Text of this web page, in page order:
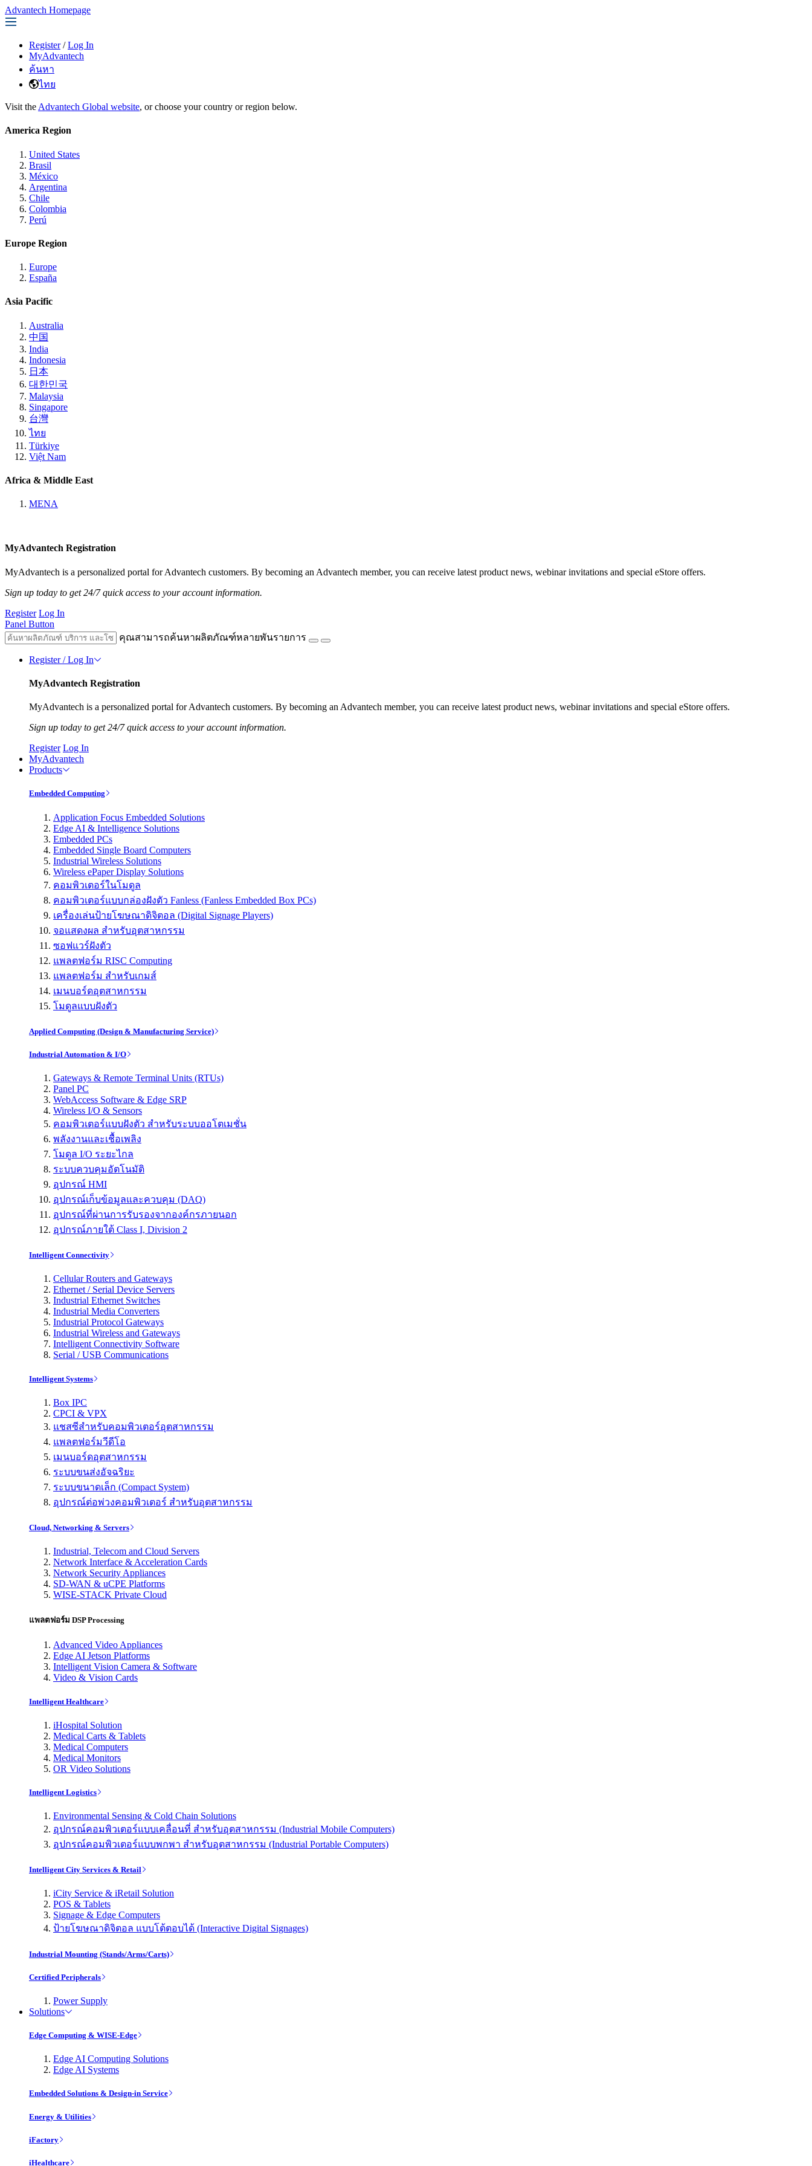
Advantech Homepage
Register / Log In
MyAdvantech
ค้นหา
ไทย
Visit the Advantech Global website, or choose your country or region below.
America Region
United States
Brasil
México
Argentina
Chile
Colombia
Perú
Europe Region
Europe
España
Asia Pacific
Australia
中国
India
Indonesia
日本
대한민국
Malaysia
Singapore
台灣
ไทย
Türkiye
Việt Nam
Africa & Middle East
MENA
MyAdvantech Registration
MyAdvantech is a personalized portal for Advantech customers. By becoming an Advantech member, you can receive latest product news, webinar invitations and special eStore offers.
Sign up today to get 24/7 quick access to your account information.
Register Log In
Panel Button
คุณสามารถค้นหาผลิตภัณฑ์หลายพันรายการ
Register / Log In
MyAdvantech Registration
MyAdvantech is a personalized portal for Advantech customers. By becoming an Advantech member, you can receive latest product news, webinar invitations and special eStore offers.
Sign up today to get 24/7 quick access to your account information.
Register Log In
MyAdvantech
Products
Embedded Computing
Application Focus Embedded Solutions
Edge AI & Intelligence Solutions
Embedded PCs
Embedded Single Board Computers
Industrial Wireless Solutions
Wireless ePaper Display Solutions
คอมพิวเตอร์ในโมดูล
คอมพิวเตอร์แบบกล่องฝังตัว Fanless (Fanless Embedded Box PCs)
เครื่องเล่นป้ายโฆษณาดิจิตอล (Digital Signage Players)
จอแสดงผล สำหรับอุตสาหกรรม
ซอฟแวร์ฝังตัว
แพลตฟอร์ม RISC Computing
แพลตฟอร์ม สำหรับเกมส์
เมนบอร์ดอุตสาหกรรม
โมดูลแบบฝังตัว
Applied Computing (Design & Manufacturing Service)
Industrial Automation & I/O
Gateways & Remote Terminal Units (RTUs)
Panel PC
WebAccess Software & Edge SRP
Wireless I/O & Sensors
คอมพิวเตอร์แบบฝังตัว สำหรับระบบออโตเมชั่น
พลังงานและเชื้อเพลิง
โมดูล I/O ระยะไกล
ระบบควบคุมอัตโนมัติ
อุปกรณ์ HMI
อุปกรณ์เก็บข้อมูลและควบคุม (DAQ)
อุปกรณ์ที่ผ่านการรับรองจากองค์กรภายนอก
อุปกรณ์ภายใต้ Class I, Division 2
Intelligent Connectivity
Cellular Routers and Gateways
Ethernet / Serial Device Servers
Industrial Ethernet Switches
Industrial Media Converters
Industrial Protocol Gateways
Industrial Wireless and Gateways
Intelligent Connectivity Software
Serial / USB Communications
Intelligent Systems
Box IPC
CPCI & VPX
แชสซีสำหรับคอมพิวเตอร์อุตสาหกรรม
แพลตฟอร์มวีดีโอ
เมนบอร์ดอุตสาหกรรม
ระบบขนส่งอัจฉริยะ
ระบบขนาดเล็ก (Compact System)
อุปกรณ์ต่อพ่วงคอมพิวเตอร์ สำหรับอุตสาหกรรม
Cloud, Networking & Servers
Industrial, Telecom and Cloud Servers
Network Interface & Acceleration Cards
Network Security Appliances
SD-WAN & uCPE Platforms
WISE-STACK Private Cloud
แพลตฟอร์ม DSP Processing
Advanced Video Appliances
Edge AI Jetson Platforms
Intelligent Vision Camera & Software
Video & Vision Cards
Intelligent Healthcare
iHospital Solution
Medical Carts & Tablets
Medical Computers
Medical Monitors
OR Video Solutions
Intelligent Logistics
Environmental Sensing & Cold Chain Solutions
อุปกรณ์คอมพิวเตอร์แบบเคลื่อนที่ สำหรับอุตสาหกรรม (Industrial Mobile Computers)
อุปกรณ์คอมพิวเตอร์แบบพกพา สำหรับอุตสาหกรรม (Industrial Portable Computers)
Intelligent City Services & Retail
iCity Service & iRetail Solution
POS & Tablets
Signage & Edge Computers
ป้ายโฆษณาดิจิตอล แบบโต้ตอบได้ (Interactive Digital Signages)
Industrial Mounting (Stands/Arms/Carts)
Certified Peripherals
Power Supply
Solutions
Edge Computing & WISE-Edge
Edge AI Computing Solutions
Edge AI Systems
Embedded Solutions & Design-in Service
Energy & Utilities
iFactory
iHealthcare